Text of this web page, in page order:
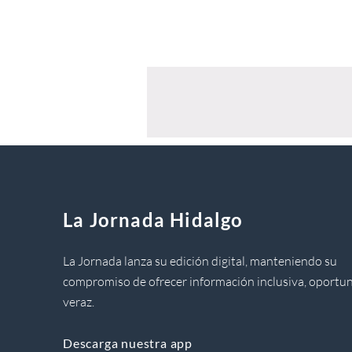
La Jornada Hidalgo
La Jornada lanza su edición digital, manteniendo su
compromiso de ofrecer información inclusiva,
veraz.
Descarga nuestra app